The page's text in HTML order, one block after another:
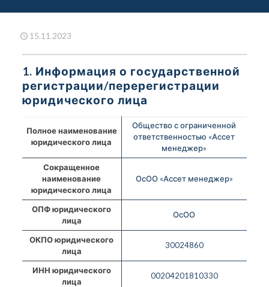
15.11.2023
1. Информация о государственной
регистрации/перерегистрации
юридического лица
Полное наименование
юридического лица
Общество с ограниченной
ответственностью «Ассет
менеджер»
Сокращенное
наименование
юридического лица
ОсОО «Ассет менеджер»
ОПФ юридического
лица
ОсОО
ОКПО юридического
лица
30024860
ИНН юридического
лица
00204201810330